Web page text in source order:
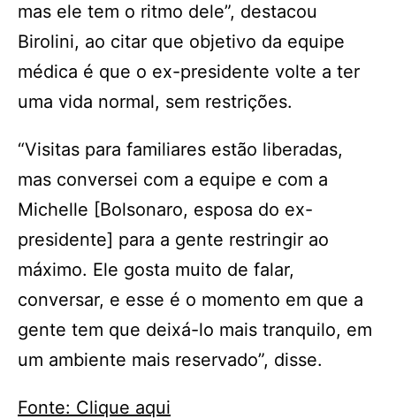
mas ele tem o ritmo dele”, destacou
Birolini, ao citar que objetivo da equipe
médica é que o ex-presidente volte a ter
uma vida normal, sem restrições.
“Visitas para familiares estão liberadas,
mas conversei com a equipe e com a
Michelle [Bolsonaro, esposa do ex-
presidente] para a gente restringir ao
máximo. Ele gosta muito de falar,
conversar, e esse é o momento em que a
gente tem que deixá-lo mais tranquilo, em
um ambiente mais reservado”, disse.
Fonte: Clique aqui